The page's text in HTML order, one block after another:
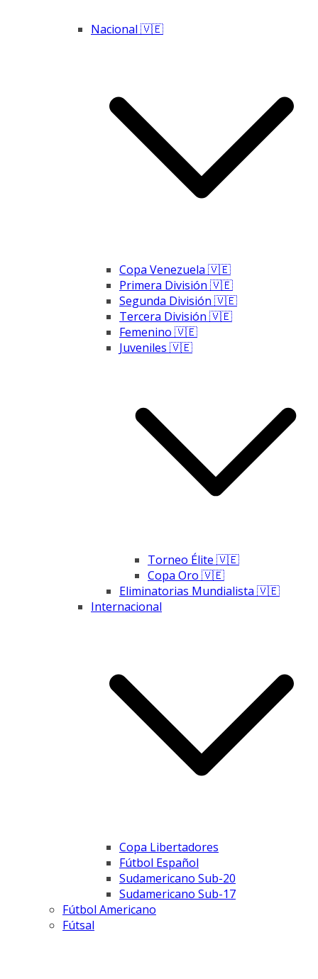
Nacional 🇻🇪
Copa Venezuela 🇻🇪
Primera División 🇻🇪
Segunda División 🇻🇪
Tercera División 🇻🇪
Femenino 🇻🇪
Juveniles 🇻🇪
Torneo Élite 🇻🇪
Copa Oro 🇻🇪
Eliminatorias Mundialista 🇻🇪
Internacional
Copa Libertadores
Fútbol Español
Sudamericano Sub-20
Sudamericano Sub-17
Fútbol Americano
Fútsal